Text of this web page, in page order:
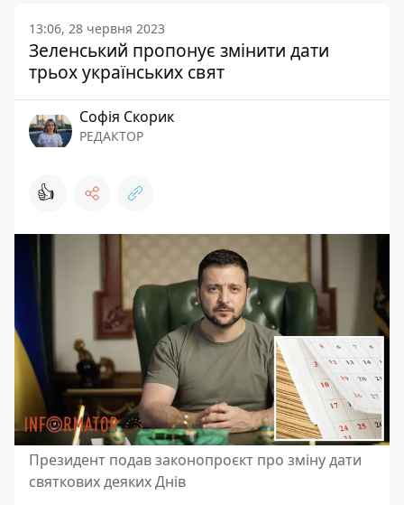
13:06, 28 червня 2023
Зеленський пропонує змінити дати
трьох українських свят
Софія Скорик
РЕДАКТОР
👍
Президент подав законопроєкт про зміну дати
святкових деяких Днів